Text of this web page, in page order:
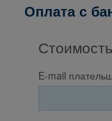
Оплата с
Стоимость
E-mail